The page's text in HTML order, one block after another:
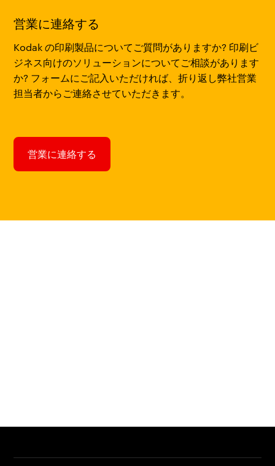
営業に連絡する
Kodak の印刷製品についてご質問がありますか? 印刷ビ
ジネス向けのソリューションについてご相談があります
か? フォームにご記入いただければ、折り返し弊社営業
担当者からご連絡させていただきます。
営業に連絡する